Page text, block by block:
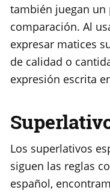
también juegan
comparación. Al
expresar matices
de calidad o
expresión escrita
Los superlativos
siguen las reglas
español,